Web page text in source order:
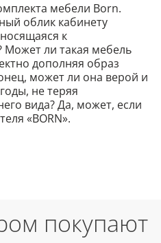
мебели Born.
облик кабинету
к
Может ли такая мебель
дополняя образ
может ли она верой и
не теряя
вида? Да, может, если
«BORN».
покупают